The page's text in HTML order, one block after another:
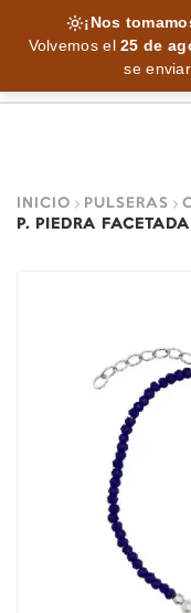
¡Nos
Volvemos el25 de
se
INICIO PULSERAS
P. PIEDRA